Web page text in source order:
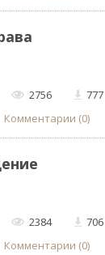
2756
777
Комментарии (0)
2384
706
Комментарии (0)